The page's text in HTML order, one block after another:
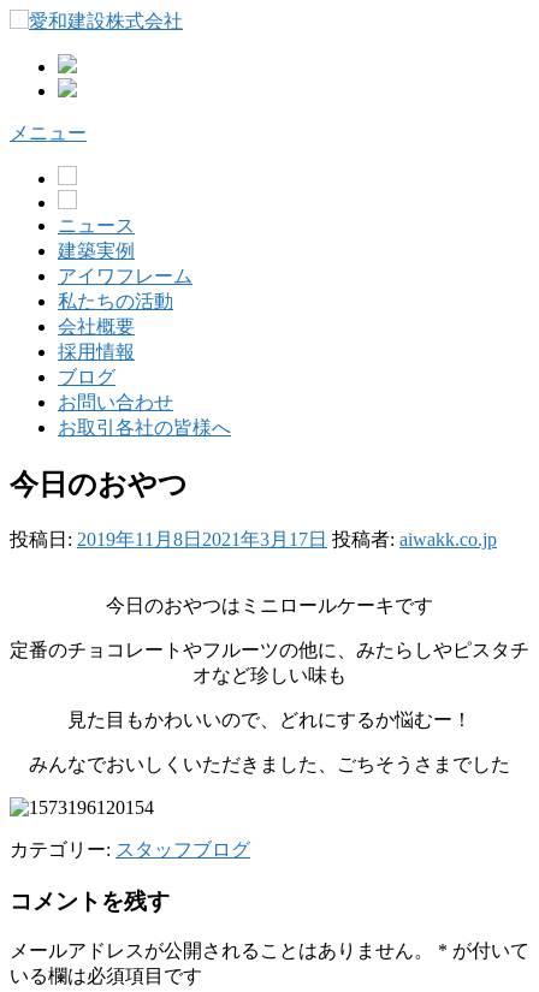
へ
メニュー
ニュース
建築実例
アイワフレーム
私たちの活動
会社概要
採用情報
ブログ
お問い合わせ
お取引各社の皆様へ
今日のおやつ
投稿日: 2019年11月8日 2021年3月17日 投稿者: aiwakk.co.jp
今日のおやつはミニロールケーキです
定番のチョコレートやフルーツの他に、みたらしやピスタチ
オなど珍しい味も
見た目もかわいいので、どれにするか悩むー！
みんなでおいしくいただきました、ごちそうさまでした
カテゴリー: スタッフブログ
コメントを残す
メールアドレスが公開されることはありません。 * が付いて
いる欄は必須項目です